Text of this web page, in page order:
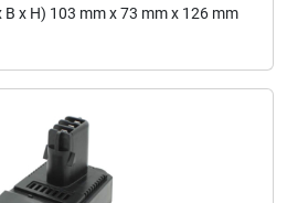
B x H) 103 mm x 73 mm x 126 mm